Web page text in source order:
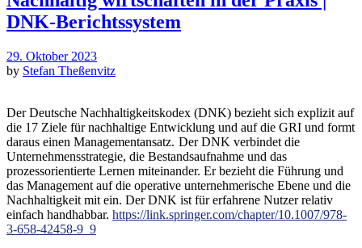
DNK-Berichtssystem
29. Oktober 2023
by Stefan Theßenvitz
Der Deutsche Nachhaltigkeitskodex (DNK) bezieht sich explizit auf
die 17 Ziele für nachhaltige Entwicklung und auf die GRI und formt
daraus einen Managementansatz. Der DNK verbindet die
Unternehmensstrategie, die Bestandsaufnahme und das
prozessorientierte Lernen miteinander. Er bezieht die Führung und
das Management auf die operative unternehmerische Ebene und die
Nachhaltigkeit mit ein. Der DNK ist für erfahrene Nutzer relativ
einfach handhabbar. https://link.springer.com/chapter/10.1007/978-
3-658-42458-9_9